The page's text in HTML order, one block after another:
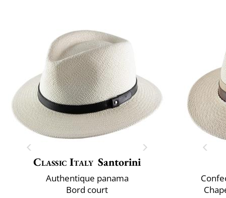
Classic Italy Santorini
Authentique panama
Bord court